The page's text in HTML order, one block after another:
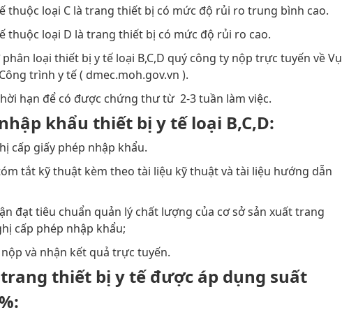
thuộc loại C là trang thiết bị có mức độ rủi ro trung bình cao.
thuộc loại D là trang thiết bị có mức độ rủi ro cao.
loại thiết bị y tế loại B,C,D quý công ty nộp trực tuyến về Vụ
trình y tế ( dmec.moh.gov.vn ).
hạn để có được chứng thư từ 2-3 tuần làm việc.
khẩu thiết bị y tế loại B,C,D:
cấp giấy phép nhập khẩu.
tắt kỹ thuật kèm theo tài liệu kỹ thuật và tài liệu hướng dẫn
đạt tiêu chuẩn quản lý chất lượng của cơ sở sản xuất trang
cấp phép nhập khẩu;
và nhận kết quả trực tuyến.
thiết bị y tế được áp dụng suất